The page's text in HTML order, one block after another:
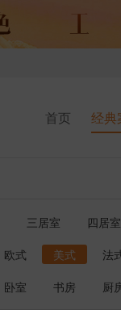
首页 经典
三居室
四居室
欧式 美式
法
卧室 书房 厨